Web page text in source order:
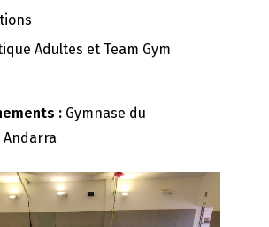
Adultes et Team Gym
: Gymnase du
Andarra